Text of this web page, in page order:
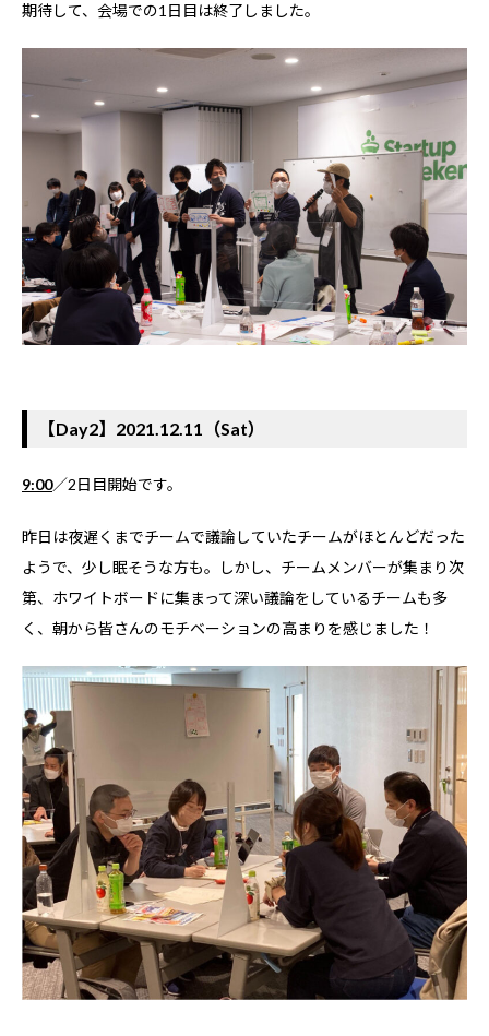
期待して、会場での1日目は終了しました。
【Day2】2021.12.11（Sat）
9:00／2日目開始です。
昨日は夜遅くまでチームで議論していたチームがほとんどだった
ようで、少し眠そうな方も。しかし、チームメンバーが集まり次
第、ホワイトボードに集まって深い議論をしているチームも多
く、朝から皆さんのモチベーションの高まりを感じました！